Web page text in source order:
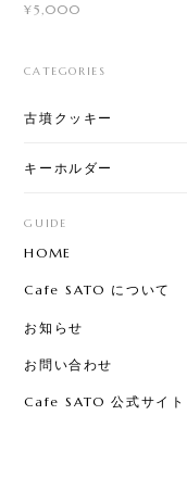
¥5,000
CATEGORIES
古墳クッキー
キーホルダー
GUIDE
HOME
Cafe SATO について
お知らせ
お問い合わせ
Cafe SATO 公式サイト